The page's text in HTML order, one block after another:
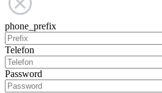
phone_prefix
Telefon
Password